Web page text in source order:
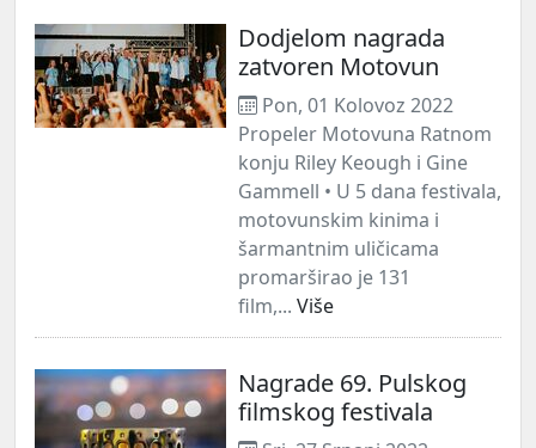
Dodjelom nagrada
zatvoren Motovun
Pon, 01 Kolovoz 2022
Propeler Motovuna Ratnom
konju Riley Keough i Gine
Gammell • U 5 dana festivala,
motovunskim kinima i
šarmantnim uličicama
promarširao je 131
film,... Više
Nagrade 69. Pulskog
filmskog festivala